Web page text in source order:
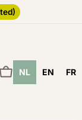
Winkelwagen
NL EN FR